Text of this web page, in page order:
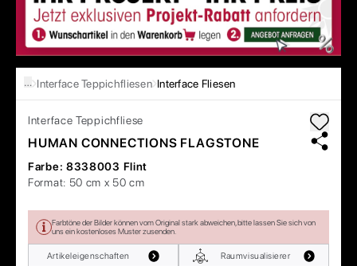
… Interface Teppichfliesen Interface Fliesen
Interface Teppichfliese
HUMAN CONNECTIONS FLAGSTONE
Farbe: 8338003 Flint
Format: 50 cm x 50 cm
Farbtöne der Bilder können vom Original stark abweichen, bitte lassen Sie sich von
uns ein kostenloses Muster zusenden.
Artikeleigenschaften Raumvisualisierer